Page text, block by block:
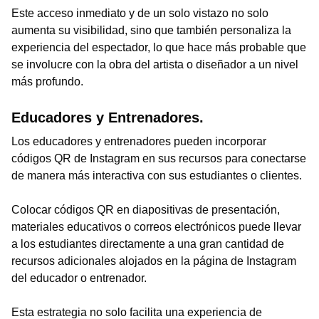
Este acceso inmediato y de un solo vistazo no solo
aumenta su visibilidad, sino que también personaliza la
experiencia del espectador, lo que hace más probable que
se involucre con la obra del artista o diseñador a un nivel
más profundo.
Educadores y Entrenadores.
Los educadores y entrenadores pueden incorporar
códigos QR de Instagram en sus recursos para conectarse
de manera más interactiva con sus estudiantes o clientes.
Colocar códigos QR en diapositivas de presentación,
materiales educativos o correos electrónicos puede llevar
a los estudiantes directamente a una gran cantidad de
recursos adicionales alojados en la página de Instagram
del educador o entrenador.
Esta estrategia no solo facilita una experiencia de